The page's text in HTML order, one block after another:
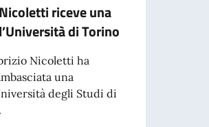
riceve una
di Torino
Nicoletti ha
una
degli Studi di